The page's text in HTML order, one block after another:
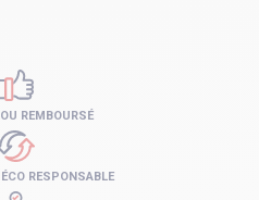
REMBOURSÉ
RESPONSABLE